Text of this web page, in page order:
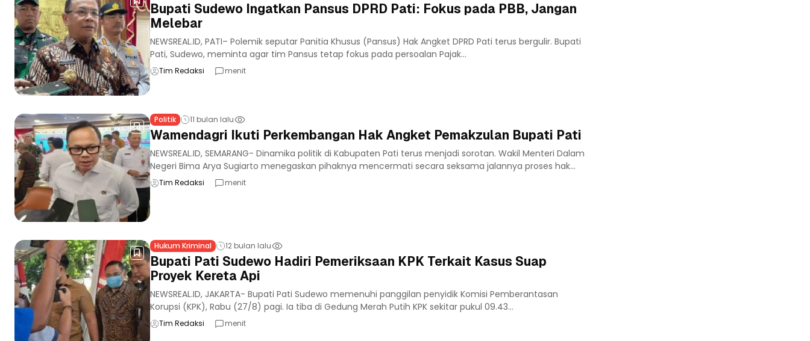
Bupati Sudewo Ingatkan Pansus DPRD Pati: Fokus pada PBB, Jangan
Melebar
NEWSREAL.ID, PATI– Polemik seputar Panitia Khusus (Pansus) Hak Angket DPRD Pati terus bergulir. Bupati
Pati, Sudewo, meminta agar tim Pansus tetap fokus pada persoalan Pajak...
Tim Redaksi menit
Politik 11 bulan lalu
Wamendagri Ikuti Perkembangan Hak Angket Pemakzulan Bupati Pati
NEWSREAL.ID, SEMARANG- Dinamika politik di Kabupaten Pati terus menjadi sorotan. Wakil Menteri Dalam
Negeri Bima Arya Sugiarto menegaskan pihaknya mencermati secara seksama jalannya proses hak...
Tim Redaksi menit
Hukum Kriminal 12 bulan lalu
Bupati Pati Sudewo Hadiri Pemeriksaan KPK Terkait Kasus Suap
Proyek Kereta Api
NEWSREAL.ID, JAKARTA- Bupati Pati Sudewo memenuhi panggilan penyidik Komisi Pemberantasan
Korupsi (KPK), Rabu (27/8) pagi. Ia tiba di Gedung Merah Putih KPK sekitar pukul 09.43...
Tim Redaksi menit